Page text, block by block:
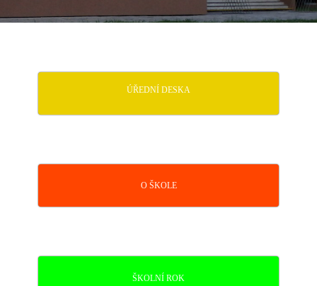
ÚŘEDNÍ DESKA
O ŠKOLE
ŠKOLNÍ ROK